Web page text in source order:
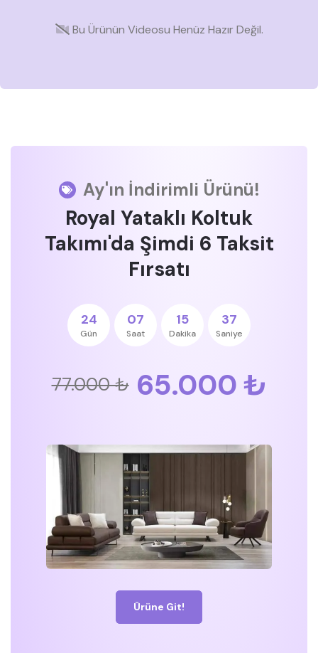
Bu Ürünün Videosu Henüz Hazır Değil.
Ay'ın İndirimli Ürünü!
Royal Yataklı Koltuk
Takımı'da Şimdi 6 Taksit
Fırsatı
24
Gün
07
Saat
15
Dakika
36
Saniye
77.000 ₺ 65.000 ₺
Ürüne Git!